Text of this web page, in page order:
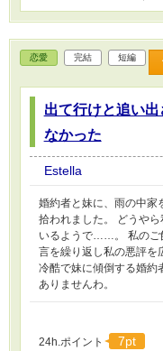
恋愛 完結 短編
出て行けと追い
なかった
Estella
婚約者と妹に、雨の中家
拾われました。 どうや
いるようで……。 私のご
言を繰り返し私の悪評を
冷酷で妹に傾倒する婚約
ありませんわ。
24h.ポイント 7pt